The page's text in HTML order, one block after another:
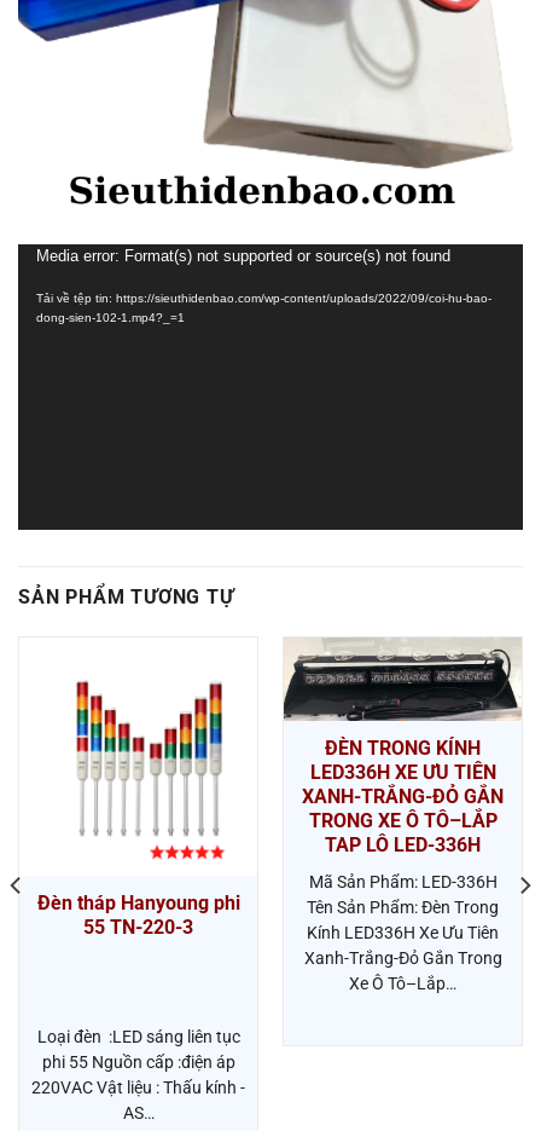
Trình
chơi
Video
Media error: Format(s) not supported or source(s) not found
Tải về tệp tin: https://sieuthidenbao.com/wp-content/uploads/2022/09/coi-hu-bao-
dong-sien-102-1.mp4?_=1
SẢN PHẨM TƯƠNG TỰ
Đèn tháp Hanyoung phi
55 TN-220-3
Loại đèn :LED sáng liên tục
phi 55 Nguồn cấp :điện áp
220VAC Vật liệu : Thấu kính -
AS…
ĐÈN TRONG KÍNH
LED336H XE ƯU TIÊN
XANH-TRẮNG-ĐỎ GẮN
TRONG XE Ô TÔ–LẮP
TAP LÔ LED-336H
Mã Sản Phẩm: LED-336H
Tên Sản Phẩm: Đèn Trong
Kính LED336H Xe Ưu Tiên
Xanh-Trắng-Đỏ Gắn Trong
Xe Ô Tô–Lắp…